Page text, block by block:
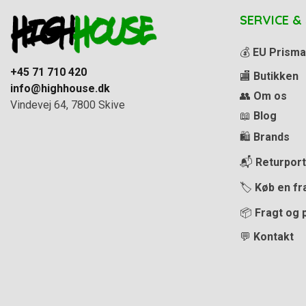
+45 71 710 420
info@highhouse.dk
Vindevej 64, 7800 Skive
SERVICE
💰 EU
🏬 Butikken
👥 Om os
📖 Blog
🛍️ Brands
📬
🏷️ Køb en
📦 Fragt og
💬 Kontakt